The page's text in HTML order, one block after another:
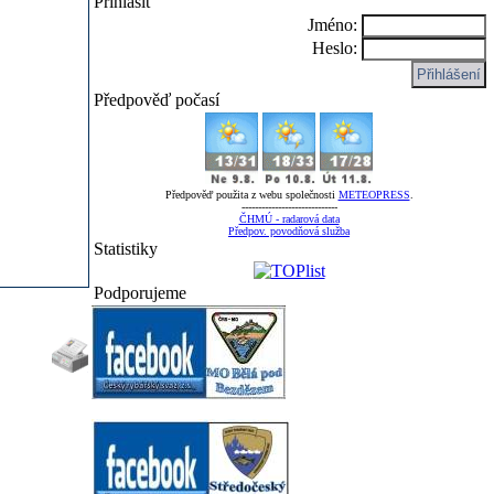
Jméno:
Heslo:
Předpověď počasí
Předpověď použita z webu společnosti METEOPRESS
-----------------------------
ČHMÚ - radarová data
Předpov. povodňová služba
Statistiky
Podporujeme